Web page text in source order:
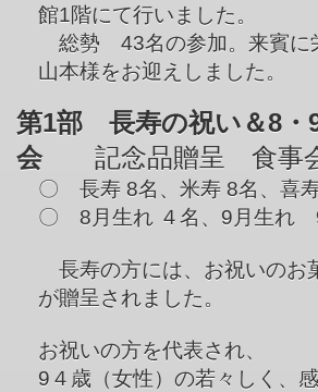
館1階にて行いました。
総勢 43名の参加。来賓に
山本様をお迎えしました。
第1部 長寿の祝い＆8・
会記念品贈呈 食事
〇 長寿 8名、米寿 8名、
〇 8月生れ ４名、9月生れ
長寿の方には、お祝いのお
が贈呈されました。
お祝いの方を代表され、
9４歳（女性）の若々しく、